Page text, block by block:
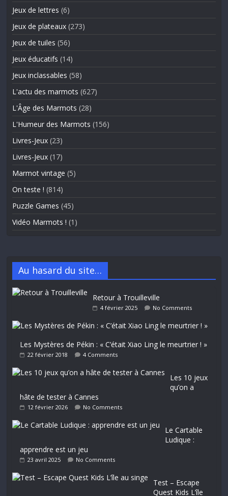
Jeux de lettres (6)
Jeux de plateaux (273)
Jeux de tuiles (56)
Jeux éducatifs (14)
Jeux inclassables (58)
L'actu des marmots (627)
L'Âge des Marmots (28)
L'Humeur des Marmots (156)
Livres-Jeux (23)
Livres-Jeux (17)
Marmot vintage (5)
On teste ! (814)
Puzzle Games (45)
Vidéo Marmots ! (1)
Au hasard du site…
Retour à Trouilleville
4 février 2025 No Comments
Les Mystères de Pékin : « C’était Xiao Ling le meurtrier ! »
22 février 2018 4 Comments
Les 10 jeux
qu’on a
hâte de tester à Cannes
12 février 2026 No Comments
Le Cartable
Ludique :
apprendre est un jeu
23 avril 2025 No Comments
Test – Escape
Quest Kids L’île